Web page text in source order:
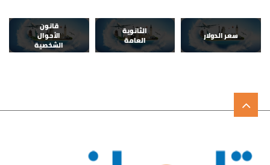
سعر الدولار
الثانوية
العامة
قانون
الأحوال
الشخصية